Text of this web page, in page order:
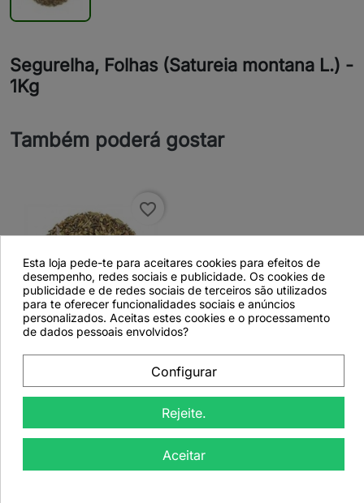
Segurelha, Folhas (Satureia montana L.) -
1Kg
Também poderá gostar

favorite_border
(Satureia montana L.) -
50grs
Ver detalhes
Esta loja pede-te para aceitares cookies para efeitos de
desempenho, redes sociais e publicidade. Os cookies de
publicidade e de redes sociais de terceiros são utilizados
para te oferecer funcionalidades sociais e anúncios
personalizados. Aceitas estes cookies e o processamento
de dados pessoais envolvidos?
Configurar
Rejeite.
Aceitar